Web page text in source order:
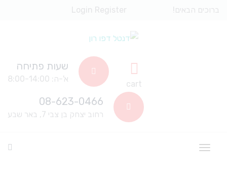
ברוכים הבאים! Login Register
cart
שעות פתיחה
א'-ה: 8:00-14:00
08-623-0466
רחוב יצחק בן צבי 7, באר שבע